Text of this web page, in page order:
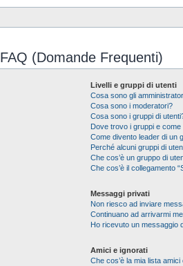
FAQ (Domande Frequenti)
Livelli e gruppi di utenti
Cosa sono gli
Cosa sono i moderatori?
Cosa sono i gruppi di
Dove trovo i gruppi e
Come divento leader di un
Perché alcuni gruppi di
Che cos’è un gruppo di
Che cos’è il collegamento
Messaggi privati
Non riesco ad inviare
Continuano ad arrivarmi
Ho ricevuto un messaggio
Amici e ignorati
Che cos’è la mia lista amici